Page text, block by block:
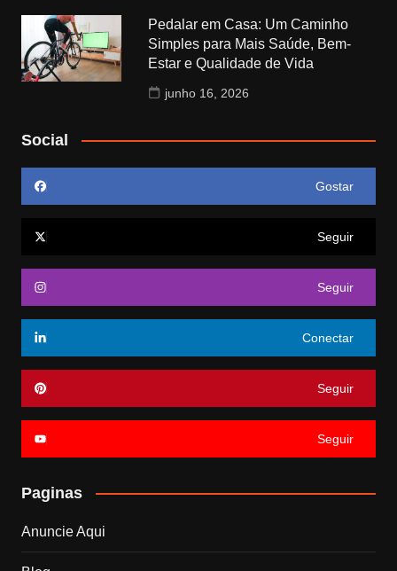
Pedalar em Casa: Um Caminho
Simples para Mais Saúde, Bem-
Estar e Qualidade de Vida
junho 16, 2026
Social
Gostar
Seguir
Seguir
Conectar
Seguir
Seguir
Paginas
Anuncie Aqui